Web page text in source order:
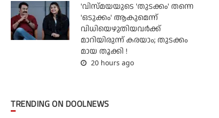
'വിസ്മയയുടെ 'തുടക്കം' തന്നെ
'ഒടുക്കം' ആകുമെന്ന്
വിധിയെഴുതിയവര്‍ക്ക്
മാറിയിരുന്ന് കരയാം; തുടക്കം
മായ തൂക്കി !
20 hours ago
TRENDING ON DOOLNEWS